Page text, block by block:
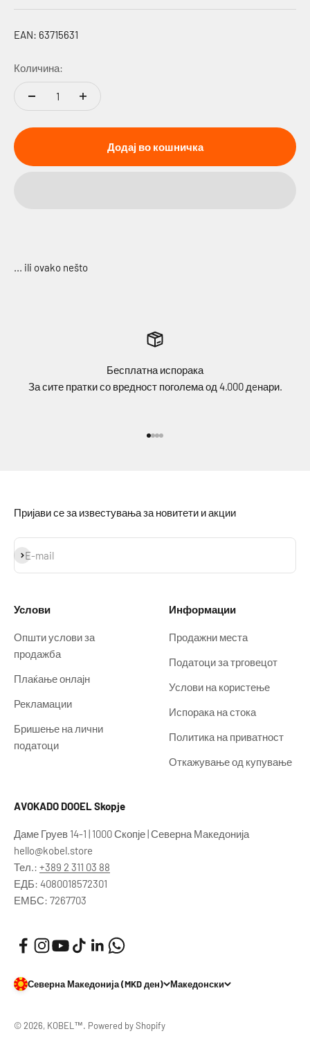
EAN: 63715631
Количина:
Додај во кошничка
Бесплатна испорака
За сите пратки со вредност поголема од 4.000 дeнари.
Пријави се за известувања за новитети и акции
E-mail
Prijavi se
Услови
Општи услови за
продажба
Плаќање онлајн
Рекламации
Бришење на лични
податоци
Информации
Продажни места
Податоци за трговецот
Услови на користење
Испорака на стока
Политика на приватност
Откажување од купување
AVOKADO DOOEL Skopje
Даме Груев 14-1 | 1000 Скопје | Северна Македонија
hello@kobel.store
Тел.: +389 2 311 03 88
ЕДБ: 4080018572301
ЕМБС: 7267703
Северна Македонија (MKD ден) Македонски
© 2026, KOBEL™. Powered by Shopify